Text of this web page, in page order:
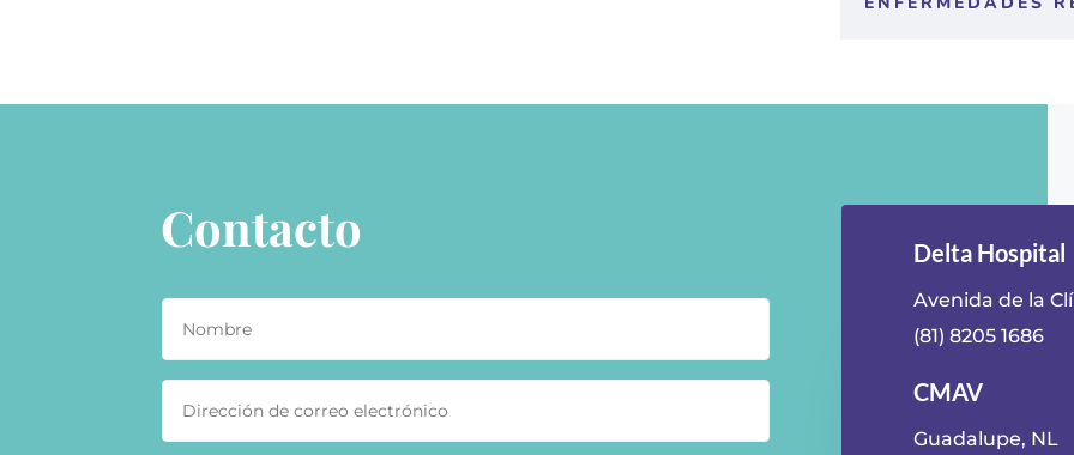
Contacto Delta Hospital
Avenida de la
(81) 8205 1686
CMAV
Guadalupe, NL